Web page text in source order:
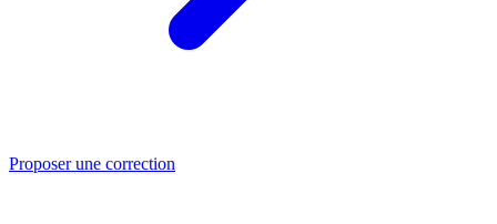
Proposer une correction